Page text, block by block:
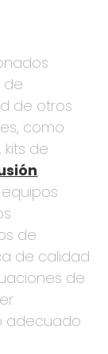
de
de otros
como
, kits de
,
de
de calidad
de
adecuado